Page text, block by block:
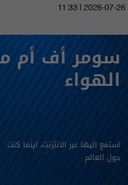
11:33 | 2026-07-26
سومر أف أم
الهواء
استمع اليها عبر الانترنت، اينما كنت
حول العالم